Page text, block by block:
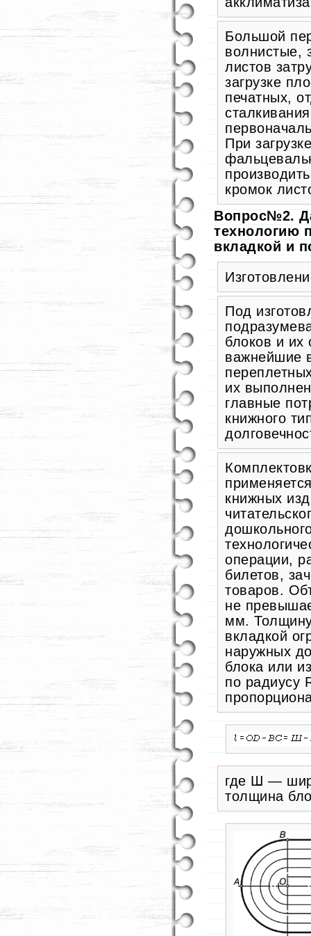
Большой
волнистые,
листов
загрузке
печатных,
При
кромок
Вопрос№2.
технологию
вкладкой и
Под
блоков и их
важнейшие
их
главные
книжного
книжных
операции,
билетов,
товаров.
не
мм. Толщину
вкладкой
наружных
блока или
по радиусу
где Ш —
толщина